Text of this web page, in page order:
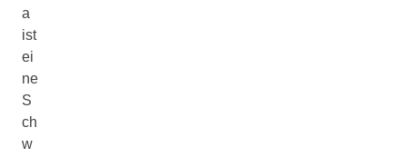
a
ist
ei
ne
S
ch
w